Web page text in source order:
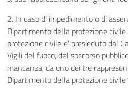
2. In caso di impedimento o di
Dipartimento della protezione
protezione civile e' presieduto dal
Vigili del fuoco, del soccorso
mancanza, da uno dei tre
Dipartimento della protezione